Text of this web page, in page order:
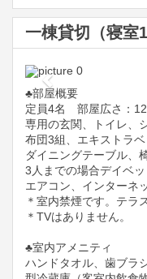
一棟貸切（寝室
Previous
♣️部屋概要
定員4名 部屋広さ：
専用の玄関、トイレ、
布団3組、エキストラ
ダイニングテーブル、
3人までの場合デイベッ
エアコン、インターネ
＊室内禁煙です。テラ
＊TVはありません。
♣️室内アメニティ
ハンドタオル、歯ブラ